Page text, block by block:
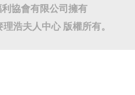
協會有限公司擁有
浩夫人中心 版權所有。